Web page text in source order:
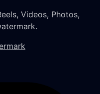
Videos, Photos,